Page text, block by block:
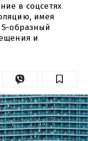
в соцсетях
имея
S-образный
и